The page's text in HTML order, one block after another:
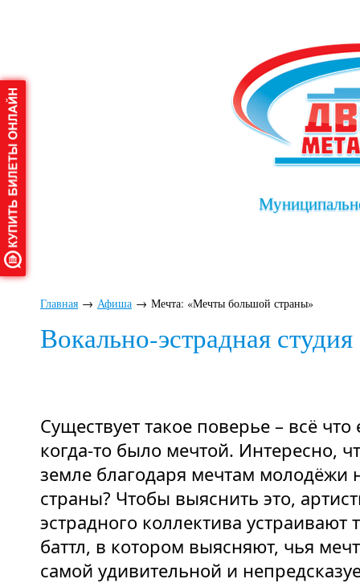
Главная → Афиша → Мечта: «Мечты большой страны»
Вокально-эстрадная
Существует такое поверье – всё что
когда-то было мечтой. Интересно,
земле благодаря мечтам
страны? Чтобы выяснить это,
эстрадного коллектива устраивают
баттл, в котором выясняют, чья
самой удивительной и